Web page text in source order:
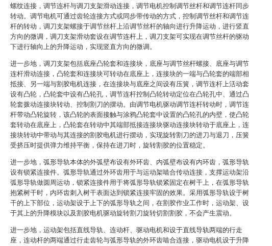
螺纹连接，调节连杆与调刀支架滑动连接，调节电机控制调节丝杆和调节连杆同步
转动。调节电机可通过齿轮连接方式或同步带传动的方式，控制调节丝杆和调节连
杆的转动，调刀支架螺接于调节丝杆上沿调节丝杆的轴向进行升降运动，进行竖直
方向的微调，调刀支架滑动套设在调节连杆上，调刀支架可实现在调节丝杆的驱动
下进行轴向上的升降运动，实现竖直方向的微调。
进一步地，调刀支架包括底座凸轮套和连接块，底座与调节丝杆螺接、底座与调节
连杆滑动连接，凸轮套和连接块可转动在底座上，连接块的一端与凸轮套的端部相
抵接、另一端与割胶电机连接，在连接块与底座之间设有压簧，调节连杆上活动套
设有凸轮，凸轮套中设有凸轮孔，调节连杆控制凸轮转动定位在凸轮孔中、通过凸
轮套拨动连接块转动、控制割刀的摆动。由调节电机驱动调节连杆转动时，调节连
杆带动凸轮旋转，该凸轮的表面接触与涂鸦凸轮套中设置的凸轮孔的内壁，使凸轮
套转动在底座上，凸轮套在转动中其端部抵接连接块驱动连接块转动于底座上，连
接块转动中带动与其连接的割胶电机进行摆动，实现旋转割刀的进刀与退刀，压簧
受挤压时提供弹力维持平衡，保持在进刀时，旋转割胶的位置稳定。
进一步地，弧形导轨本体的外弧壁布设有外环齿、内弧壁布设有内环齿，弧形导轨
设有锁紧连接件。弧形导轨通过外环齿用于与运动架啮合传动连接，支撑运动架沿
弧形导轨做圆周运动，锁紧连接件用于将弧形导轨锁紧固定在树干上，在弧形导轨
抱紧树干时，内环齿刺入树干表面达到锁紧连接牢固的效果。采用弧形导轨设于树
干的上下部位，运动架设于上下的弧形导轨之间，在割胶作业工作时，运动架、设
于其上的升降模块以及割胶电机驱动旋转割刀旋转切割割胶，不会产生震动。
进一步地，运动架包括直线导轨、连动杆、驱动电机和设于直线导轨两端的行走
座，连动杆的两端通过行走齿轮与弧形导轨的外环齿啮合连接，驱动电机设于升降